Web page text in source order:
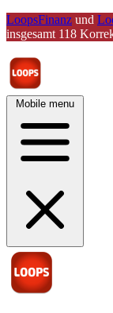
LoopsFinanz und
insgesamt 118
Mobile menu